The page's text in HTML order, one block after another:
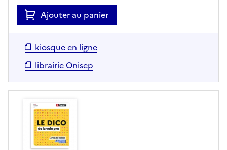
Ajouter au panier
kiosque en ligne
librairie Onisep